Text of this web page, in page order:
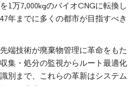
1万7,000kgのバイオCNGに転換し
年までに多くの都市が目指すべき
端技術が廃棄物管理に革命をもた
集・処分の監視からルート最適化
別まで、これらの革新はシステム